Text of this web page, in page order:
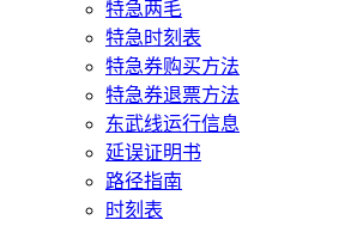
特急两毛
特急时刻表
特急券购买方法
特急券退票方法
东武线运行信息
延误证明书
路径指南
时刻表